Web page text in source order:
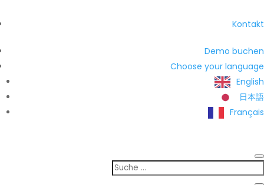
Kontakt
Demo buchen
Choose your language
English
日本語
Français